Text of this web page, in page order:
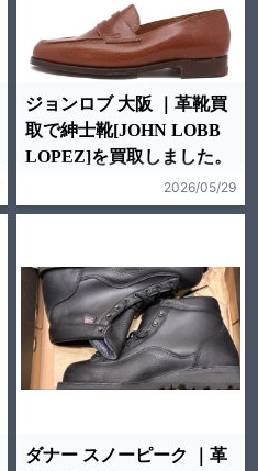
ジョンロブ 大阪 ｜革靴買
取で紳士靴[JOHN LOBB
LOPEZ]を買取しました。
2026/05/29
ダナー スノーピーク ｜革